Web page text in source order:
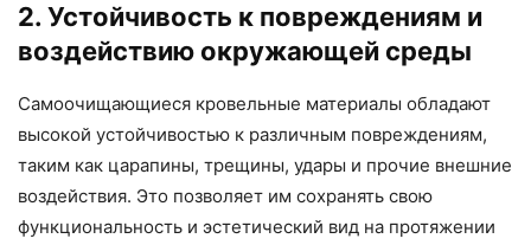
2. Устойчивость к повреждениям и
воздействию окружающей среды
Самоочищающиеся кровельные материалы обладают
высокой устойчивостью к различным повреждениям,
таким как царапины, трещины, удары и прочие внешние
воздействия. Это позволяет им сохранять свою
функциональность и эстетический вид на протяжении